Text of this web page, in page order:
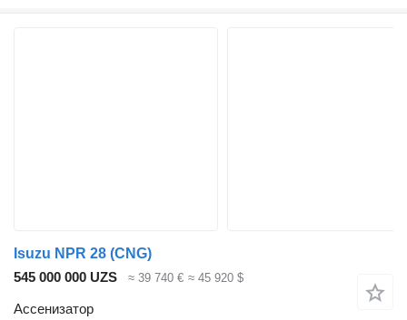
Isuzu NPR 28 (CNG)
545 000 000 UZS
≈ 39 740 € ≈ 45 920 $
Ассенизатор